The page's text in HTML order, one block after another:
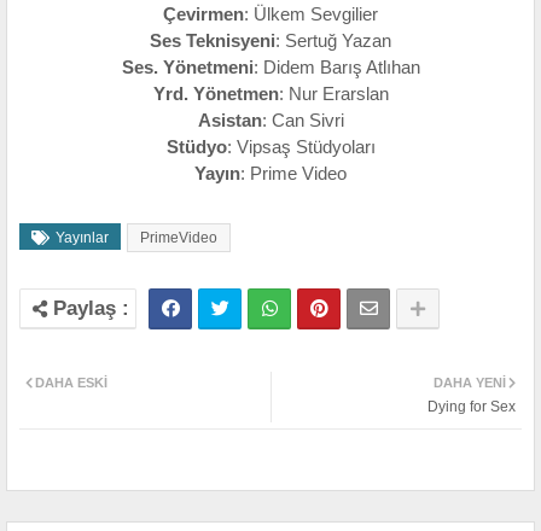
Çevirmen: Ülkem Sevgilier
Ses Teknisyeni: Sertuğ Yazan
Ses. Yönetmeni: Didem Barış Atlıhan
Yrd. Yönetmen: Nur Erarslan
Asistan: Can Sivri
Stüdyo: Vipsaş Stüdyoları
Yayın: Prime Video
Yayınlar PrimeVideo
DAHA YENI
Dying for Sex
DAHA ESKI